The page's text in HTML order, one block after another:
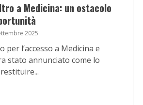
a Medicina: un ostacolo
2025
per l’accesso a Medicina e
stato annunciato come lo